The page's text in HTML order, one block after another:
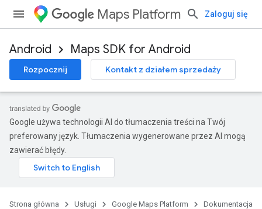
Maps Platform Zaloguj się
Android Maps SDK for Android
Rozpocznij Kontakt z działem sprzedaży
Google używa technologii AI do tłumaczenia treści na Twój
preferowany język. Tłumaczenia wygenerowane przez AI mogą
zawierać błędy.
Strona główna Usługi Google Maps Platform
Dokumentacja